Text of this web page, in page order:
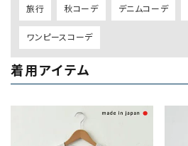
旅行 秋コーデ デニムコーデ
ワンピースコーデ
着用アイテム